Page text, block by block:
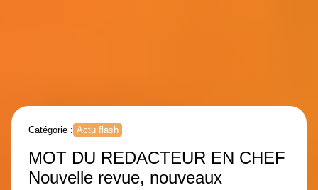
Catégorie : Actu flash
MOT DU REDACTEUR EN CHEF
Nouvelle revue, nouveaux